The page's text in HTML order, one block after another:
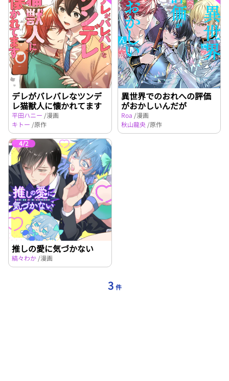
デレがバレバレなツンデ
レ猫獣人に懐かれてます
平田ハニー /漫画
キトー /原作
異世界でのおれへの評価
がおかしいんだが
Roa /漫画
秋山龍央 /原作
4/2
推しの愛に気づかない
縞々わか /漫画
3 件